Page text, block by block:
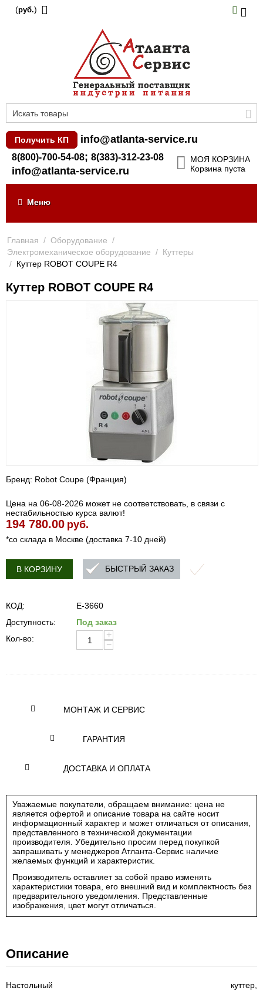
(руб.)
Получить КП info@atlanta-service.ru
8(800)-700-54-08; 8(383)-312-23-08
info@atlanta-service.ru
МОЯ КОРЗИНА
Корзина пуста
Меню
Главная / Оборудование /
Электромеханическое оборудование / Куттеры
/ Куттер ROBOT COUPE R4
Куттер ROBOT COUPE R4
Бренд: Robot Coupe (Франция)
Цена на 06-08-2026 может не соответствовать, в связи с
нестабильностью курса валют!
194 780.00 руб.
*со склада в Москве (доставка 7-10 дней)
В КОРЗИНУ БЫСТРЫЙ ЗАКАЗ
КОД:
E-3660
Доступность:
Под заказ
Кол-во:
+
−
МОНТАЖ И СЕРВИС
ГАРАНТИЯ
ДОСТАВКА И ОПЛАТА
Уважаемые покупатели, обращаем внимание: цена не
является офертой и описание товара на сайте носит
информационный характер и может отличаться от описания,
представленного в технической документации
производителя. Убедительно просим перед покупкой
запрашивать у менеджеров Атланта-Сервис наличие
желаемых функций и характеристик.
Производитель оставляет за собой право изменять
характеристики товара, его внешний вид и комплектность без
предварительного уведомления. Представленные
изображения, цвет могут отличаться.
Описание
Настольный куттер,